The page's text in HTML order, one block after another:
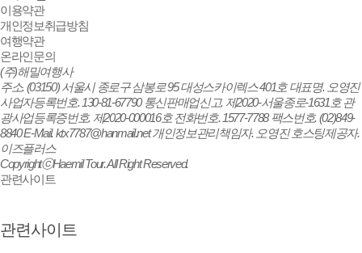
이용약관
개인정보취급방침
여행약관
온라인문의
(주)해밀여행사
주소.(03150) 서울시 종로구 삼봉로 95 대성스카이렉스 401호대표명.오영진
사업자등록번호.130-81-67790통신판매업신고.제2020-서울종로-1631호관
광사업등록증번호.제2020-000016호전화번호.1577-7788팩스번호.(02)849-
8840E-Mail.ktx7787@hanmail.net개인정보관리책임자.오영진호스팅제공자.
이즈플러스
CopyrightⓒHaemil Tour. All Right Reserved.
관련사이트
관련사이트